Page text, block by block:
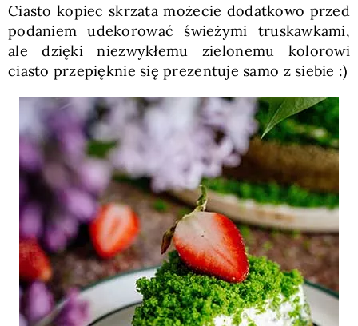
Ciasto kopiec skrzata możecie dodatkowo przed
podaniem udekorować świeżymi truskawkami,
ale dzięki niezwykłemu zielonemu kolorowi
ciasto przepięknie się prezentuje samo z siebie :)